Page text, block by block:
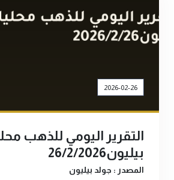
2026-02-26
التقرير اليومي للذهب
بيليون26/2/2026
المصدر : جولد بيليون